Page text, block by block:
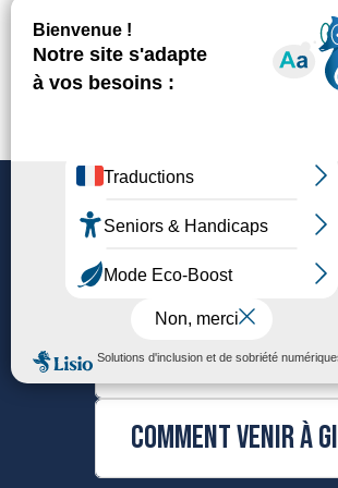
Quels sont les
Quel jour est le
Comment venir à